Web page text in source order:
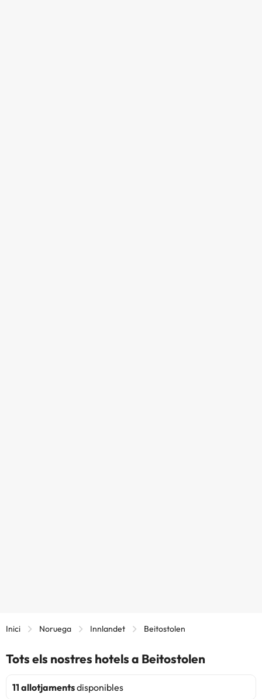
Inici Noruega Innlandet Beitostolen
Tots els nostres hotels a Beitostolen
11 allotjamentsdisponibles